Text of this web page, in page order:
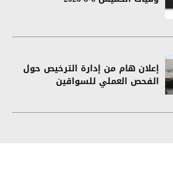
إعلان هام من إدارة الترخيص حول
الفحص العملي للسواقين